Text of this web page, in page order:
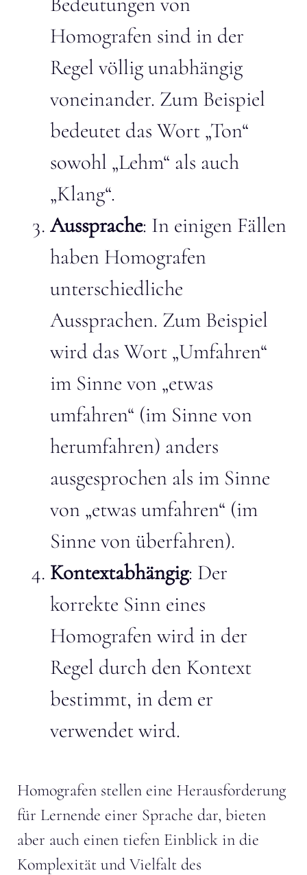
Homografen sind in der
Regel völlig unabhängig
voneinander. Zum Beispiel
bedeutet das Wort „Ton“
sowohl „Lehm“ als auch
„Klang“.
Aussprache: In einigen Fällen
haben Homografen
unterschiedliche
Aussprachen. Zum Beispiel
wird das Wort „Umfahren“
im Sinne von „etwas
umfahren“ (im Sinne von
herumfahren) anders
ausgesprochen als im Sinne
von „etwas umfahren“ (im
Sinne von überfahren).
Kontextabhängig: Der
korrekte Sinn eines
Homografen wird in der
Regel durch den Kontext
bestimmt, in dem er
verwendet wird.
Homografen stellen eine Herausforderung
für Lernende einer Sprache dar, bieten
aber auch einen tiefen Einblick in die
Komplexität und Vielfalt des